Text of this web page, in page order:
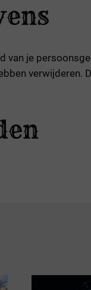
je
verwijderen.